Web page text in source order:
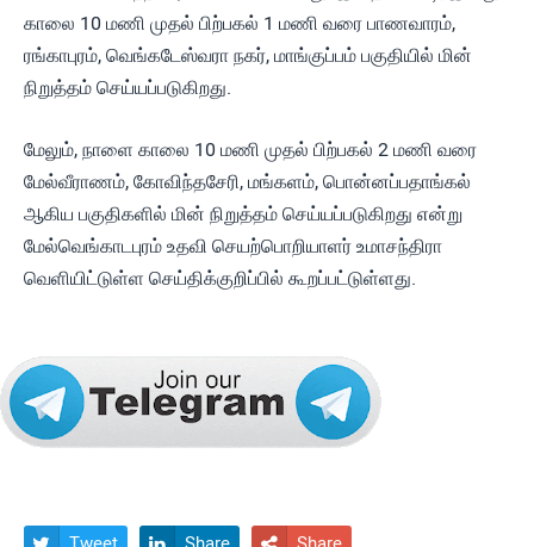
காலை 10 மணி முதல் பிற்பகல் 1 மணி வரை பாணவாரம்,
ரங்காபுரம், வெங்கடேஸ்வரா நகர், மாங்குப்பம் பகுதியில் மின்
நிறுத்தம் செய்யப்படுகிறது.
மேலும், நாளை காலை 10 மணி முதல் பிற்பகல் 2 மணி வரை
மேல்வீராணம், கோவிந்தசேரி, மங்களம், பொன்னப்பதாங்கல்
ஆகிய பகுதிகளில் மின் நிறுத்தம் செய்யப்படுகிறது என்று
மேல்வெங்காடபுரம் உதவி செயற்பொறியாளர் உமாசந்திரா
வெளியிட்டுள்ள செய்திக்குறிப்பில் கூறப்பட்டுள்ளது.